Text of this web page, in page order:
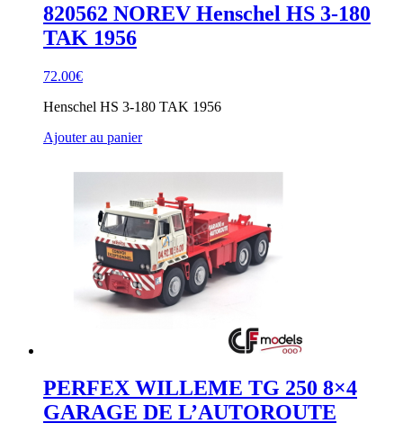
820562 NOREV Henschel HS 3-180
TAK 1956
72.00€
Henschel HS 3-180 TAK 1956
Ajouter au panier
PERFEX WILLEME TG 250 8×4
GARAGE DE L’AUTOROUTE